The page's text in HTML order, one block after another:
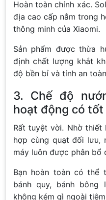
Hoàn toàn chính xác.
địa cao cấp nằm trong
thông minh của Xiaomi.
Sản phẩm được thừa
định chất lượng khắt
độ bền bỉ và tính an
3. Chế độ
hoạt động có tốt
Rất tuyệt vời. Nhờ
hợp cùng quạt đối lưu,
máy luôn được phân bổ
Bạn hoàn toàn có thể
bánh quy, bánh bông
không kém gì ngoài